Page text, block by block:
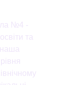
№4 -
та